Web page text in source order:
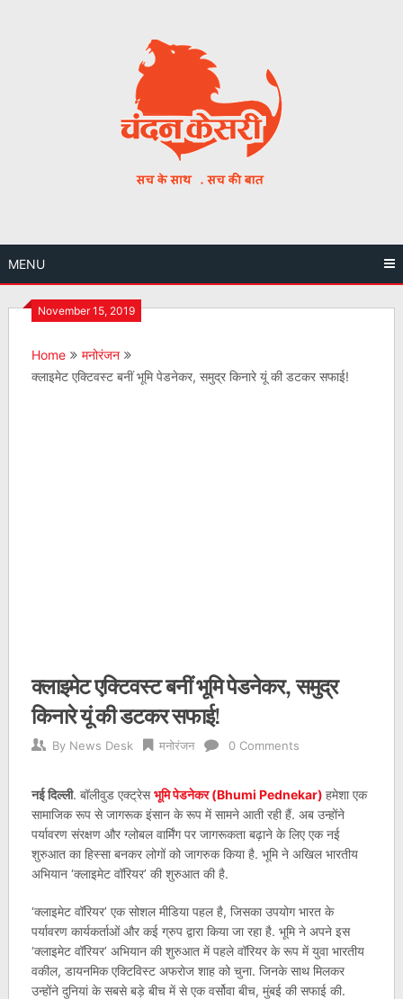
MENU
November 15, 2019
Home
मनोरंजन
क्लाइमेट एक्टिवस्ट बनीं भूमि पेडनेकर, समुद्र किनारे यूं की डटकर सफाई!
क्लाइमेट एक्टिवस्ट बनीं भूमि पेडनेकर, समुद्र
किनारे यूं की डटकर सफाई!
By News Desk मनोरंजन 0 Comments
नई दिल्ली. बॉलीवुड एक्ट्रेसभूमि पेडनेकर (Bhumi Pednekar) हमेशा एक
सामाजिक रूप से जागरूक इंसान के रूप में सामने आती रही हैं. अब उन्होंने
पर्यावरण संरक्षण और ग्लोबल वार्मिंग पर जागरूकता बढ़ाने के लिए एक नई
शुरुआत का हिस्सा बनकर लोगों को जागरुक किया है. भूमि ने अखिल भारतीय
अभियान ‘क्लाइमेट वॉरियर’ की शुरुआत की है.
‘क्लाइमेट वॉरियर’ एक सोशल मीडिया पहल है, जिसका उपयोग भारत के
पर्यावरण कार्यकर्ताओं और कई ग्रुप द्वारा किया जा रहा है. भूमि ने अपने इस
‘क्लाइमेट वॉरियर’ अभियान की शुरुआत में पहले वॉरियर के रूप में युवा भारतीय
वकील, डायनमिक एक्टिविस्ट अफरोज शाह को चुना. जिनके साथ मिलकर
उन्होंने दुनियां के सबसे बड़े बीच में से एक वर्सोवा बीच, मुंबई की सफाई की.